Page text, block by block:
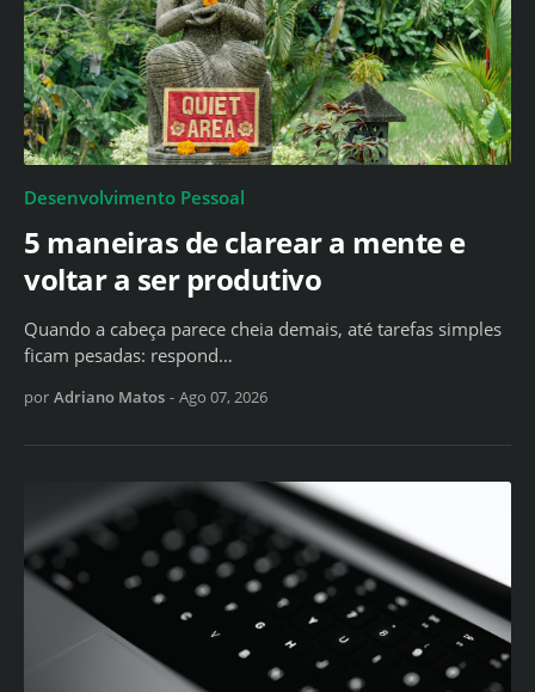
Desenvolvimento Pessoal
5 maneiras de clarear a mente e
voltar a ser produtivo
Quando a cabeça parece cheia demais, até tarefas simples
ficam pesadas: respond…
por Adriano Matos - Ago 07, 2026